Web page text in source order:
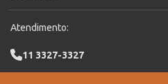
Atendimento:
11 3327-3327